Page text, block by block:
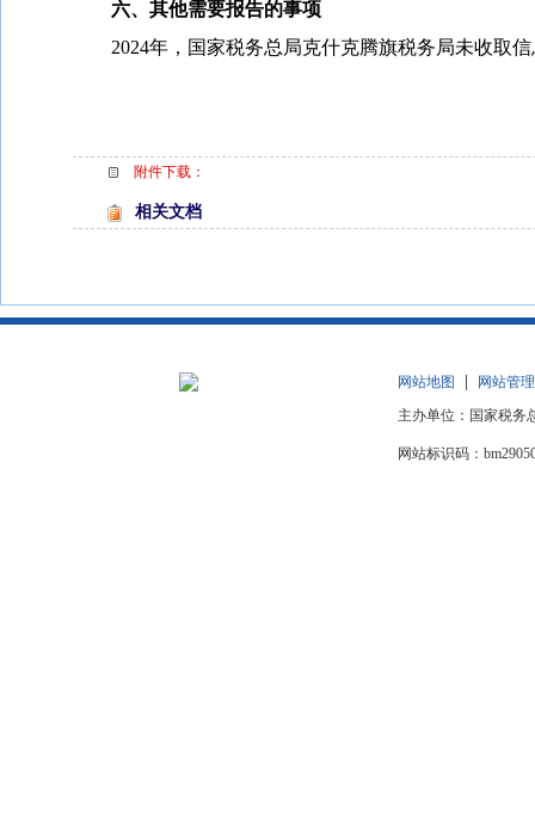
六、其他需要报告的事项
2024年 ，国家税务总局克什克腾旗税务局未收取
附件下载：
相关文档